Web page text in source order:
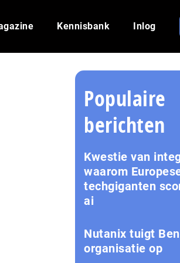
Kennisbank Inlog
Populaire
berichten
Kwestie van
waarom
techgiganten
ai
Nutanix tuigt
organisatie op